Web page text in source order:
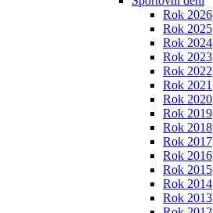
Rok 2026
Rok 2025
Rok 2024
Rok 2023
Rok 2022
Rok 2021
Rok 2020
Rok 2019
Rok 2018
Rok 2017
Rok 2016
Rok 2015
Rok 2014
Rok 2013